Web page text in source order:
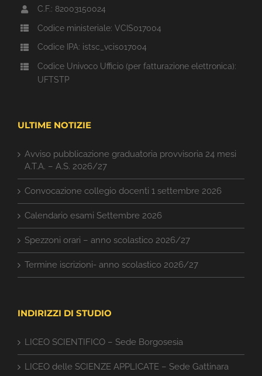
C.F.: 82003150024
Codice ministeriale: VCIS017004
Codice IPA: istsc_vcis017004
Codice Univoco Ufficio (per fatturazione elettronica):
UFTSTP
ULTIME NOTIZIE
Avviso pubblicazione graduatoria provvisoria 24 mesi
A.T.A. – A.S. 2026/27
Convocazione collegio docenti 1 settembre 2026
Calendario esami Settembre 2026
Spezzoni orari – anno scolastico 2026/27
Termine iscrizioni- anno scolastico 2026/27
INDIRIZZI DI STUDIO
LICEO SCIENTIFICO – Sede Borgosesia
LICEO delle SCIENZE APPLICATE – Sede Gattinara